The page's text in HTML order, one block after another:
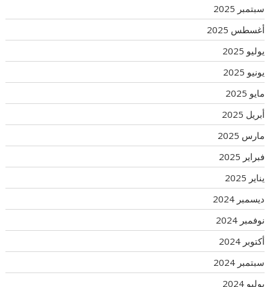
سبتمبر 2025
أغسطس 2025
يوليو 2025
يونيو 2025
مايو 2025
أبريل 2025
مارس 2025
فبراير 2025
يناير 2025
ديسمبر 2024
نوفمبر 2024
أكتوبر 2024
سبتمبر 2024
يوليو 2024